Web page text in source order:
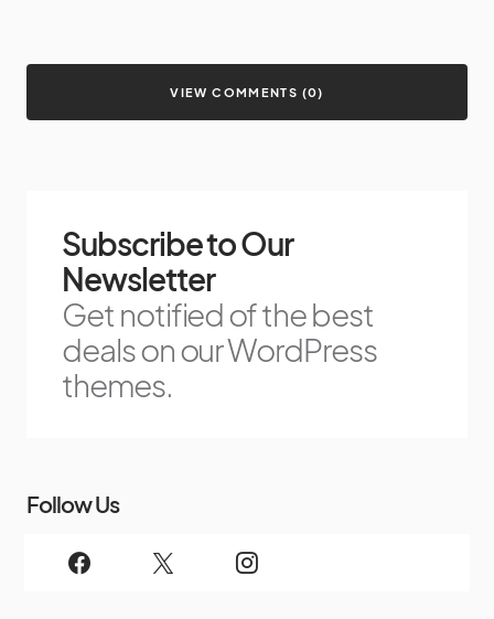
VIEW COMMENTS (0)
Subscribe to Our
Newsletter
Get notified of the best
deals on our WordPress
themes.
Follow Us